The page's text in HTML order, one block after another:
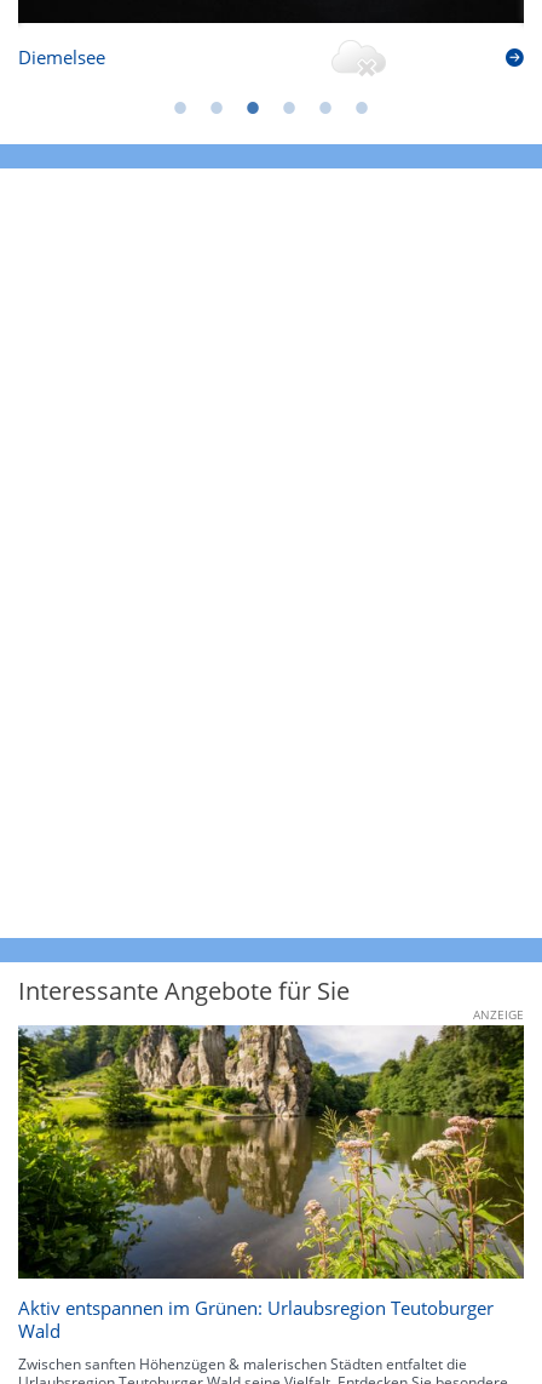
Diemelsee
Interessante Angebote für Sie
ANZEIGE
Aktiv entspannen im Grünen: Urlaubsregion Teutoburger
Wald
Zwischen sanften Höhenzügen & malerischen Städten entfaltet die